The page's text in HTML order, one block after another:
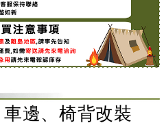
邊、椅背改裝